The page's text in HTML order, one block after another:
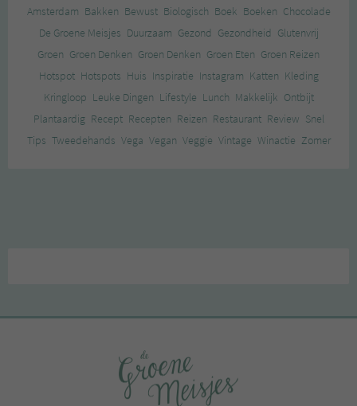
Amsterdam Bakken Bewust Biologisch Boek Boeken Chocolade
De Groene Meisjes Duurzaam Gezond Gezondheid Glutenvrij
Groen Groen Denken Groen Denken Groen Eten Groen Reizen
Hotspot Hotspots Huis Inspiratie Instagram Katten Kleding
Kringloop Leuke Dingen Lifestyle Lunch Makkelijk Ontbijt
Plantaardig Recept Recepten Reizen Restaurant Review Snel
Tips Tweedehands Vega Vegan Veggie Vintage Winactie Zomer